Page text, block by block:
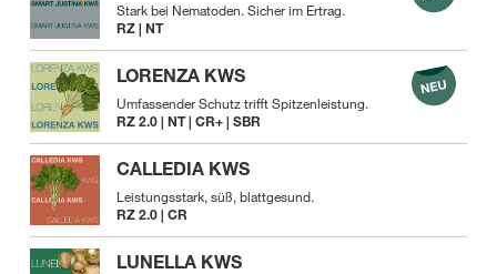
Stark bei Nematoden. Sicher im Ertrag.
RZ | NT
LORENZA KWS
Umfassender Schutz trifft Spitzenleistung.
RZ 2.0 | NT | CR+ | SBR
CALLEDIA KWS
Leistungsstark, süß, blattgesund.
RZ 2.0 | CR
LUNELLA KWS